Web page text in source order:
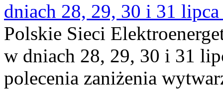
dniach 28, 29, 30 i 31
Polskie Sieci
w dniach 28, 29, 30 i 31
polecenia zaniżenia